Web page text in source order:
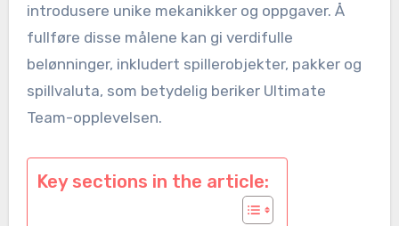
introdusere unike mekanikker og oppgaver. Å
fullføre disse målene kan gi verdifulle
belønninger, inkludert spillerobjekter, pakker og
spillvaluta, som betydelig beriker Ultimate
Team-opplevelsen.
Key sections in the article: